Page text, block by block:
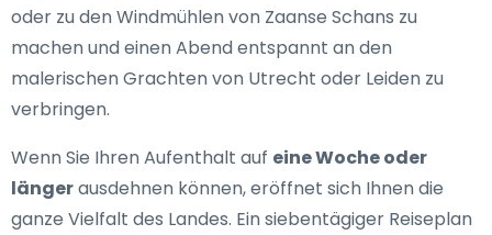
oder zu den Windmühlen von Zaanse Schans zu
machen und einen Abend entspannt an den
malerischen Grachten von Utrecht oder Leiden zu
verbringen.
Wenn Sie Ihren Aufenthalt auf eine Woche oder
längerausdehnen können, eröffnet sich Ihnen die
ganze Vielfalt des Landes. Ein siebentägiger Reiseplan